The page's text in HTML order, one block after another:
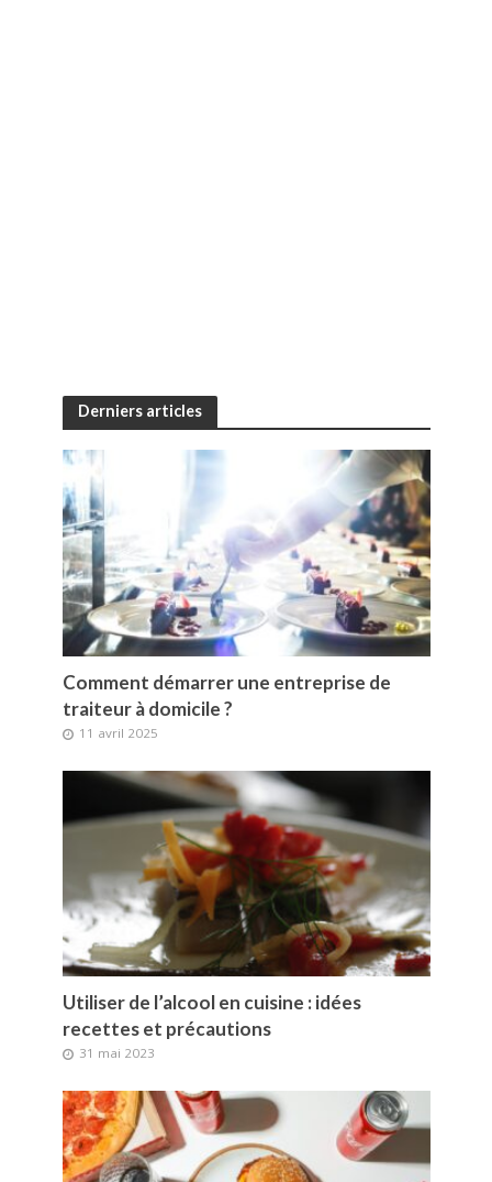
Derniers articles
Comment démarrer une entreprise de
traiteur à domicile ?
11 avril 2025
Utiliser de l’alcool en cuisine : idées
recettes et précautions
31 mai 2023